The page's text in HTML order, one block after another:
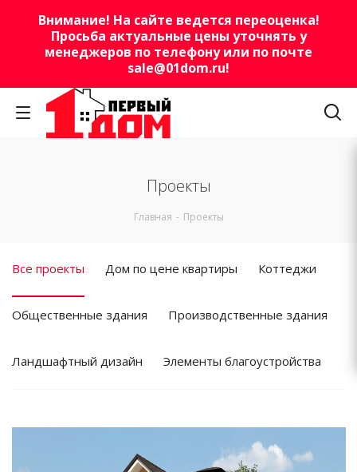
Внимание! На сайте ведется переоценка!
Просьба актуальные цены уточнять у
менеджеров по телефону или по почте
sale@01dom.ru!
Проекты
Главная - Проекты
Все проекты Дом по цене квартиры Коттеджи
Общественные здания Производственные здания
Ландшафтный дизайн Элементы благоустройства